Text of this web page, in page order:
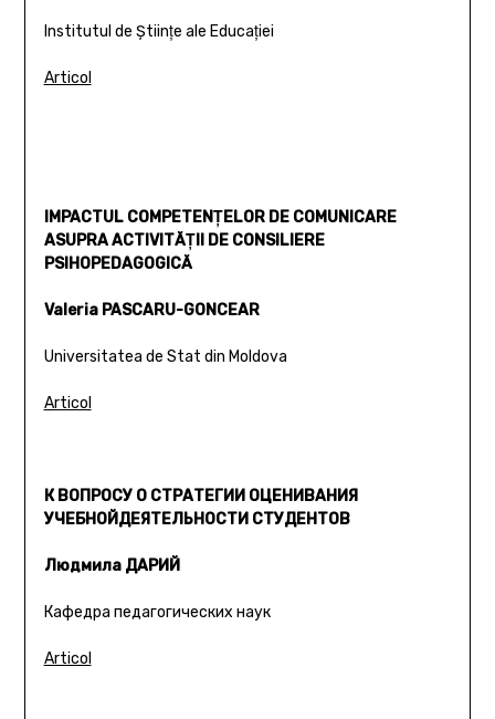
Institutul de Ştiinţe ale Educaţiei
Articol
IMPACTUL COMPETENŢELOR DE COMUNICARE
ASUPRA ACTIVITĂŢII DE CONSILIERE
PSIHOPEDAGOGICĂ
Valeria PASCARU-GONCEAR
Universitatea de Stat din Moldova
Articol
К ВОПРОСУ О СТРАТЕГИИ ОЦЕНИВАНИЯ
УЧЕБНОЙДЕЯТЕЛЬНОСТИ СТУДЕНТОВ
Людмила ДАРИЙ
Кафедра педагогических наук
Articol